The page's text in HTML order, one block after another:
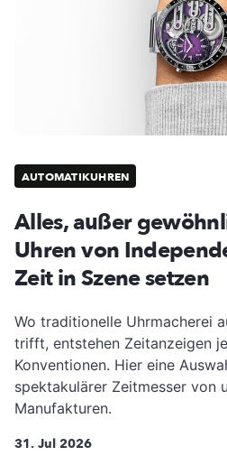
AUTOMATIKUHREN
Alles, außer
Uhren von
Zeit in Szene setzen
Wo traditionelle Uhrmacherei
trifft, entstehen Zeitanzeigen
Konventionen. Hier eine
spektakulärer Zeitmesser von
Manufakturen.
31. Jul 2026